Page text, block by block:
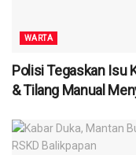
WARTA
Polisi Tegaskan Isu
& Tilang Manual